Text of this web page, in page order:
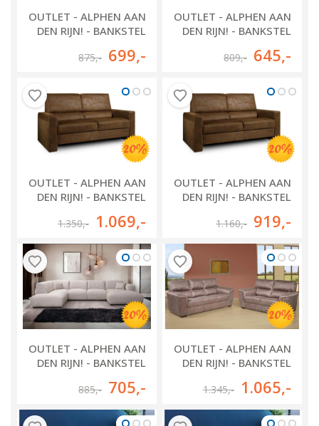
OUTLET - ALPHEN AAN
DEN RIJN! - BANKSTEL
875,- 699,-
OUTLET - ALPHEN AAN
DEN RIJN! - BANKSTEL
809,- 645,-
OUTLET - ALPHEN AAN
DEN RIJN! - BANKSTEL
1.350,- 1.069,-
OUTLET - ALPHEN AAN
DEN RIJN! - BANKSTEL
1.160,- 919,-
OUTLET - ALPHEN AAN
DEN RIJN! - BANKSTEL
885,- 705,-
OUTLET - ALPHEN AAN
DEN RIJN! - BANKSTEL
1.345,- 1.065,-